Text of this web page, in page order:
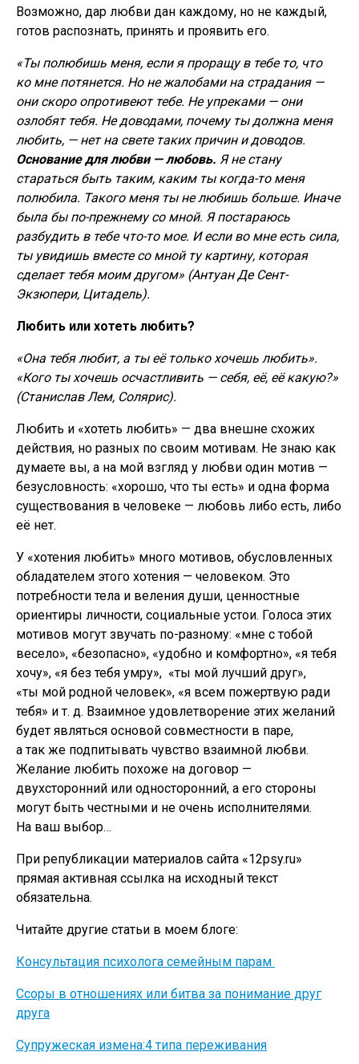
Возможно, дар любви дан каждому, но не каждый,
готов распознать, принять и проявить его.
«Ты полюбишь меня, если я проращу в тебе то, что
ко мне потянется. Но не жалобами на страдания —
они скоро опротивеют тебе. Не упреками — они
озлобят тебя. Не доводами, почему ты должна меня
любить, — нет на свете таких причин и доводов.
Основание для любви — любовь. Я не стану
стараться быть таким, каким ты когда-то меня
полюбила. Такого меня ты не любишь больше. Иначе
была бы по-прежнему со мной. Я постараюсь
разбудить в тебе что-то мое. И если во мне есть сила,
ты увидишь вместе со мной ту картину, которая
сделает тебя моим другом» (Антуан Де Сент-
Экзюпери, Цитадель).
Любить или хотеть любить?
«Она тебя любит, а ты её только хочешь любить».
«Кого ты хочешь осчастливить — себя, её, её какую?»
(Станислав Лем, Солярис).
Любить и «хотеть любить» — два внешне схожих
действия, но разных по своим мотивам. Не знаю как
думаете вы, а на мой взгляд у любви один мотив —
безусловность: «хорошо, что ты есть» и одна форма
существования в человеке — любовь либо есть, либо
её нет.
У «хотения любить» много мотивов, обусловленных
обладателем этого хотения — человеком. Это
потребности тела и веления души, ценностные
ориентиры личности, социальные устои. Голоса этих
мотивов могут звучать по-разному: «мне с тобой
весело», «безопасно», «удобно и комфортно», «я тебя
хочу», «я без тебя умру», «ты мой лучший друг»,
«ты мой родной человек», «я всем пожертвую ради
тебя» и т. д. Взаимное удовлетворение этих желаний
будет являться основой совместности в паре,
а так же подпитывать чувство взаимной любви.
Желание любить похоже на договор —
двухсторонний или односторонний, а его стороны
могут быть честными и не очень исполнителями.
На ваш выбор…
При републикации материалов сайта «12psy.ru»
прямая активная ссылка на исходный текст
обязательна.
Читайте другие статьи в моем блоге:
Консультация психолога семейным парам
Ссоры в отношениях или битва за понимание друг
друга
Супружеская измена:4 типа переживания
Нажимая на кнопку, я даю своё согласие на обработку моих персональных данных и
подтверждаю согласие сполитикой конфиденциальностии условиями
Или написать в мессенджере: